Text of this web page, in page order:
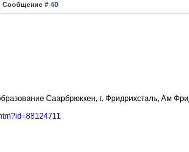
Сообщение # 40
Саарбрюккен, г. Фридрихсталь, Ам